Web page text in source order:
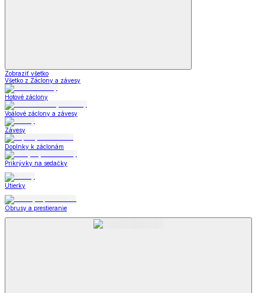
Zobraziť všetko
Všetko z Záclony a závesy
Hotové záclony
Voálové záclony a závesy
Závesy
Doplnky k záclonám
Prikrývky na sedačky
Utierky
Obrusy a prestieranie